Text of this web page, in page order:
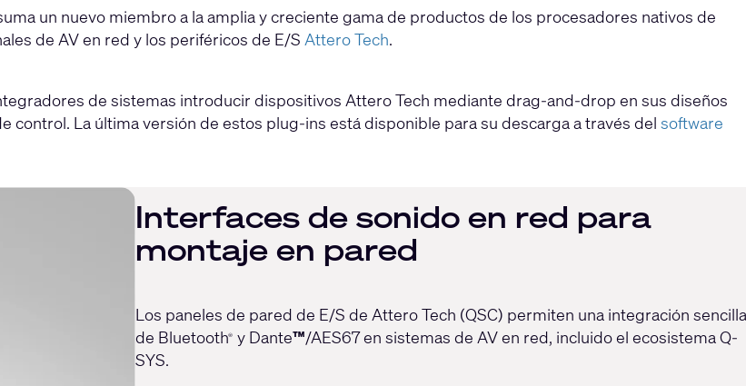
un nuevo miembro a la amplia y creciente gama de productos de los procesadores nativos de
de AV en red y los periféricos de E/S Attero Tech.
de sistemas introducir dispositivos Attero Tech mediante drag-and-drop en sus diseños
control. La última versión de estos plug-ins está disponible para su descarga a través del software
Interfaces de sonido en red para
montaje en pared
Los paneles de pared de E/S de Attero Tech (QSC) permiten una integración sencilla
de Bluetooth® y Dante™/AES67 en sistemas de AV en red, incluido el ecosistema Q-
SYS.